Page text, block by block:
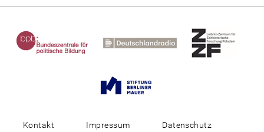
Kontakt Impressum Datenschutz